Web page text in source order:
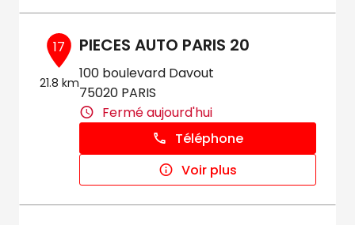
17
21.8 km
PIECES AUTO PARIS 20
100 boulevard Davout
75020 PARIS
Fermé aujourd'hui
Téléphone
Voir plus